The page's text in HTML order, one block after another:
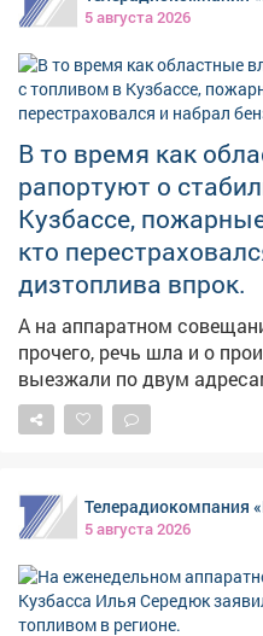
5 августа 2026
В то время как
рапортуют о
Кузбассе,
кто
дизтоплива впрок.
А на аппаратном
прочего, речь шла и о
выезжали по двум
Телерадиокомпания
5 августа 2026